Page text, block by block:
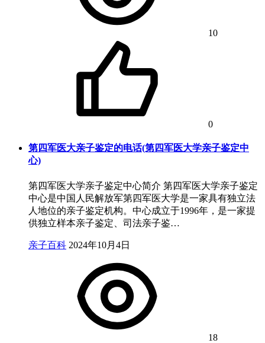
10
0
第四军医大亲子鉴定的电话(第四军医大学亲子鉴定中
心)
第四军医大学亲子鉴定中心简介 第四军医大学亲子鉴定
中心是中国人民解放军第四军医大学是一家具有独立法
人地位的亲子鉴定机构。中心成立于1996年，是一家提
供独立样本亲子鉴定、司法亲子鉴…
亲子百科 2024年10月4日
18